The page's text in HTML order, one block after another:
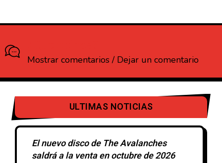
Mostrar comentarios / Dejar un comentario
ULTIMAS NOTICIAS
El nuevo disco de The Avalanches
saldrá a la venta en octubre de 2026